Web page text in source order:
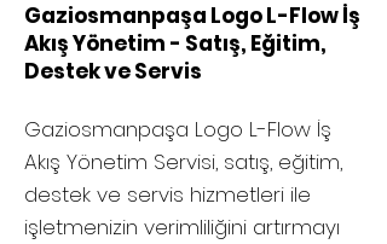
Gaziosmanpaşa Logo L-Flow İş
Akış Yönetim - Satış, Eğitim,
Destek ve Servis
Gaziosmanpaşa Logo L-Flow İş
Akış Yönetim Servisi, satış, eğitim,
destek ve servis hizmetleri ile
işletmenizin verimliliğini artırmayı